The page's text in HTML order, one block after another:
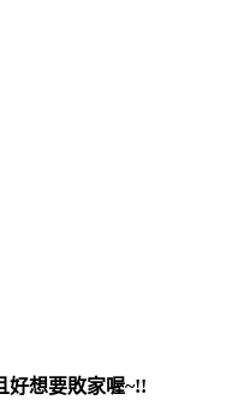
好想要敗家喔~!!